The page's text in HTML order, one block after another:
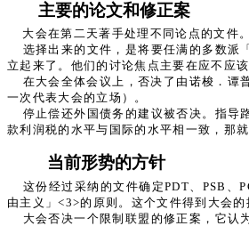
主要的论文和修正案
大会在第二天著手处理不同论点的文件。
选择出来的文件，是将要任满的多数派
立起来了。他们的讨论焦点主要在应不应
在大会全体会议上，否决了由诺梭．谭
一次代表大会的立场）。
停止偿还外国债务的建议被否决。指导
款利润税的水平与国际的水平相一致，那
当前形势的方针
这份经过采纳的文件确定PDT、PSB、
由主义」<3>的原则。这个文件得到大会
大会否决一个限制联盟的修正案，它认